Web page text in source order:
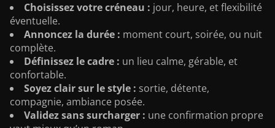
Choisissez votre créneau : jour, heure, et flexibilité
éventuelle.
Annoncez la durée : moment court, soirée, ou nuit
complète.
Définissez le cadre : un lieu calme, gérable, et
confortable.
Soyez clair sur le style : sortie, détente,
compagnie, ambiance posée.
Validez sans surcharger : une confirmation propre